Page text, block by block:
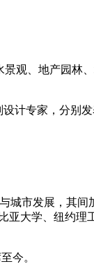
观、地产园林
计专家，分别
城市发展，其间
亚大学、纽约理
今。